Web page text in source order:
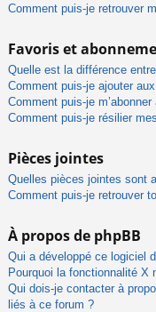
Comment puis-je retrouver
Favoris et
Quelle est la différence
Comment puis-je ajouter
Comment puis-je
Comment puis-je résilier
Pièces jointes
Quelles pièces jointes sont
Comment puis-je retrouver
À propos de phpBB
Qui a développé ce logiciel
Pourquoi la fonctionnalité X
Qui dois-je contacter à
liés à ce forum ?